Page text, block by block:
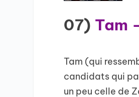
07) Tam
Tam (qui
candidats qui
un peu celle de